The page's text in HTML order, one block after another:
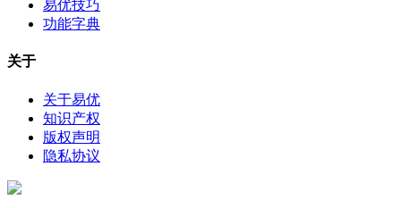
易优技巧
功能字典
关于
关于易优
知识产权
版权声明
隐私协议